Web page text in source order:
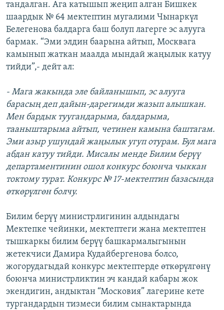
тандалган. Ага катышып жеңип алган Бишкек
шаардык № 64 мектептин мугалими Чынаркүл
Белегенова балдарга баш болуп лагерге эс алууга
бармак. “Эми элдин баарына айтып, Москвага
камынып жаткан маалда мындай жаңылык катуу
тийди”,- дейт ал:
- Мага жакында эле байланышып, эс алууга
барасың деп дайын-дарегимди жазып алышкан.
Мен бардык туугандарыма, балдарыма,
тааныштарыма айтып, четинен камына баштагам.
Эми азыр ушундай жаңылык угуп отурам. Бул мага
абдан катуу тийди. Мисалы менде Билим берүү
департаментинин ошол конкурс боюнча чыккан
токтому турат. Конкурс № 17-мектептин базасында
өткөрүлгөн болчу.
Билим берүү министрлигинин алдындагы
Мектепке чейинки, мектептеги жана мектептен
тышкаркы билим берүү башкармалыгынын
жетекчиси Дамира Кудайбергенова болсо,
жогорудагыдай конкурс мектептерде өткөрүлгөнү
боюнча министрликтин эч кандай кабары жок
экендигин, андыктан “Московия” лагерине кете
тургандардын тизмеси билим сынактарында